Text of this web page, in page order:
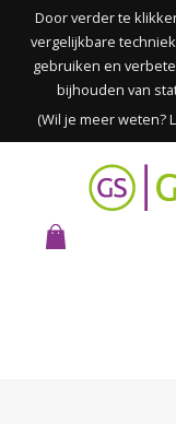
Door verder te
vergelijkbare
gebruiken en
bijhouden van
(Wil je meer weten?